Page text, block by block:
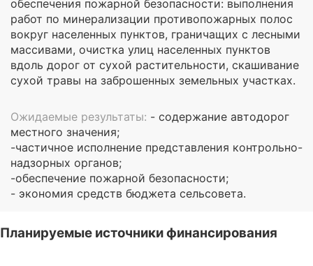
обеспечения пожарной безопасности: выполнения
работ по минерализации противопожарных полос
вокруг населенных пунктов, граничащих с лесными
массивами, очистка улиц населенных пунктов
вдоль дорог от сухой растительности, скашивание
сухой травы на заброшенных земельных участках.
Ожидаемые результаты: - содержание автодорог
местного значения;
-частичное исполнение представления контрольно-
надзорных органов;
-обеспечение пожарной безопасности;
- экономия средств бюджета сельсовета.
Планируемые источники финансирования